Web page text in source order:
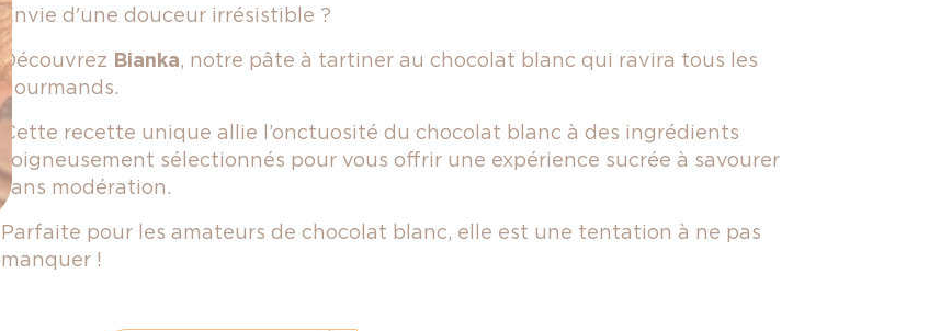
Envie d'une douceur irrésistible ?
Découvrez Bianka, notre pâte à tartiner au chocolat blanc qui ravira tous les
gourmands.
Cette recette unique allie l’onctuosité du chocolat blanc à des ingrédients
soigneusement sélectionnés pour vous offrir une expérience sucrée à savourer
sans modération.
Parfaite pour les amateurs de chocolat blanc, elle est une tentation à ne pas
manquer !